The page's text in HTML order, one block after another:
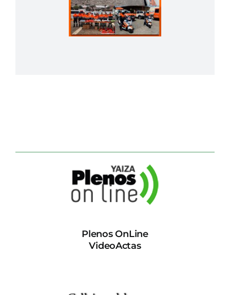
Plenos OnLine
VideoActas